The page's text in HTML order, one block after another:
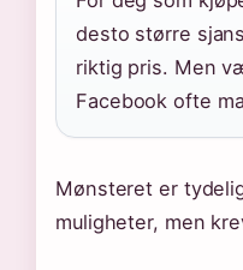
desto større
riktig pris. Men
Facebook ofte
Mønsteret er
muligheter, men